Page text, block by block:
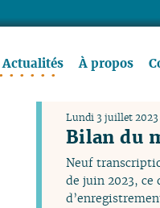
Actualités À propos
Bilan du
Lundi 3 juillet 2023
Neuf
de juin 2023, ce